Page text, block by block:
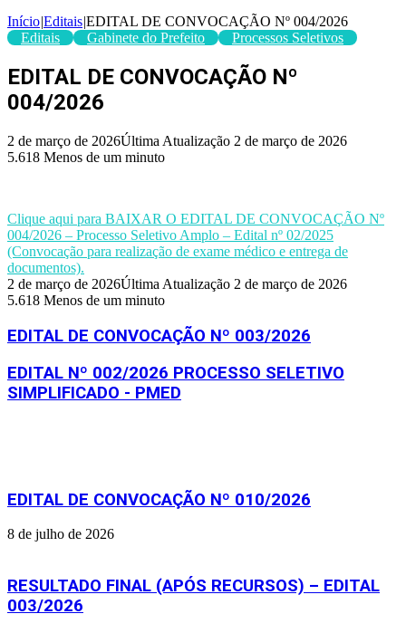
Início|Editais|EDITAL DE CONVOCAÇÃO Nº 004/2026
Editais
Gabinete do Prefeito Processos Seletivos
EDITAL DE CONVOCAÇÃO Nº
004/2026
2 de março de 2026Última Atualização 2 de março de 2026
5.618 Menos de um minuto
Clique aqui para BAIXAR O EDITAL DE CONVOCAÇÃO Nº
004/2026 – Processo Seletivo Amplo – Edital nº 02/2025
(Convocação para realização de exame médico e entrega de
documentos).
2 de março de 2026Última Atualização 2 de março de 2026
5.618 Menos de um minuto
EDITAL DE CONVOCAÇÃO Nº 003/2026
EDITAL Nº 002/2026 PROCESSO SELETIVO
SIMPLIFICADO - PMED
EDITAL DE CONVOCAÇÃO Nº 010/2026
8 de julho de 2026
RESULTADO FINAL (APÓS RECURSOS) – EDITAL
003/2026